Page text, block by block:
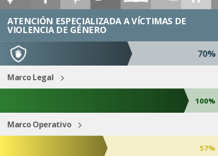
ESP ENG
ATENCIÓN ESPECIALIZADA A VÍCTIMAS DE
VIOLENCIA DE GÉNERO
70%
Marco Legal
100%
Marco Operativo
57%